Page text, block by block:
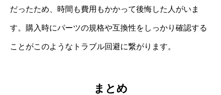
だったため、時間も費用もかかって後悔した人がいま
す。購入時にパーツの規格や互換性をしっかり確認する
ことがこのようなトラブル回避に繋がります。
まとめ